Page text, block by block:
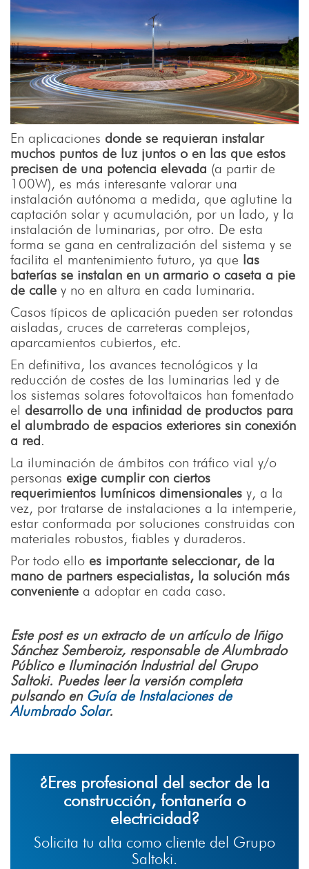
En aplicaciones donde se requieran instalar
muchos puntos de luz juntos o en las que estos
precisen de una potencia elevada (a partir de
100W), es más interesante valorar una
instalación autónoma a medida, que aglutine la
captación solar y acumulación, por un lado, y la
instalación de luminarias, por otro. De esta
forma se gana en centralización del sistema y se
facilita el mantenimiento futuro, ya que las
baterías se instalan en un armario o caseta a pie
de calle y no en altura en cada luminaria.
Casos típicos de aplicación pueden ser rotondas
aisladas, cruces de carreteras complejos,
aparcamientos cubiertos, etc.
En definitiva, los avances tecnológicos y la
reducción de costes de las luminarias led y de
los sistemas solares fotovoltaicos han fomentado
el desarrollo de una infinidad de productos para
el alumbrado de espacios exteriores sin conexión
a red .
La iluminación de ámbitos con tráfico vial y/o
personas exige cumplir con ciertos
requerimientos lumínicos dimensionales y, a la
vez, por tratarse de instalaciones a la intemperie,
estar conformada por soluciones construidas con
materiales robustos, fiables y duraderos.
Por todo ello es importante seleccionar, de la
mano de partners especialistas, la solución más
conveniente a adoptar en cada caso.
Este post es un extracto de un artículo de Iñigo
Sánchez Semberoiz, responsable de Alumbrado
Público e Iluminación Industrial del Grupo
Saltoki. Puedes leer la versión completa
pulsando en Guía de Instalaciones de
Alumbrado Solar.
¿Eres profesional del sector de la
construcción, fontanería o
electricidad?
Solicita tu alta como cliente del Grupo
Saltoki.